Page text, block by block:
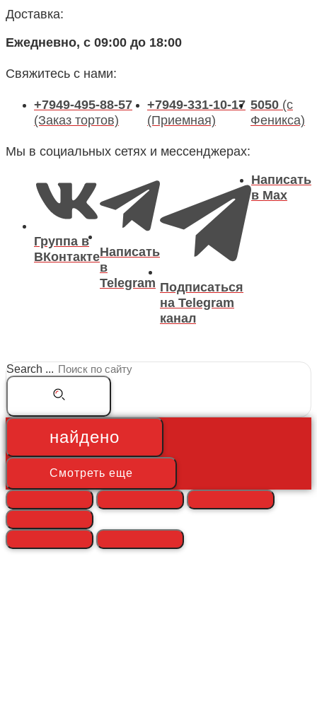
Доставка:
Ежедневно, с 09:00 до 18:00
Свяжитесь с нами:
+7949-495-88-57
(Заказ тортов)
+7949-331-10-17
(Приемная)
5050 (с
Феникса)
Мы в социальных сетях и мессенджерах:
Группа в
ВКонтактеНаписать
в
Telegram Подписаться
на Telegram
канал
Написать
в Max
Search ...
найдено
Смотреть еще